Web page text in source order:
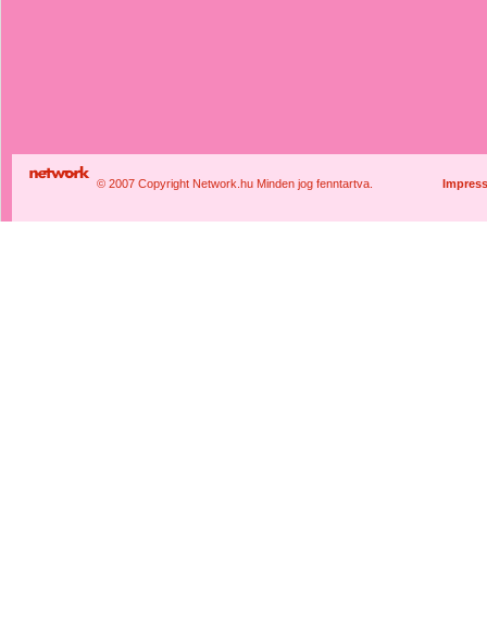
© 2007 Copyright Network.hu Minden jog fenntartva.